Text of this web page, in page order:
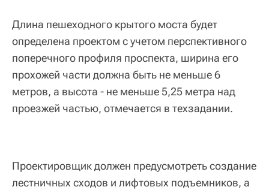
Длина пешеходного крытого моста будет
определена проектом с учетом перспективного
поперечного профиля проспекта, ширина его
прохожей части должна быть не меньше 6
метров, а высота - не меньше 5,25 метра над
проезжей частью, отмечается в техзадании.
Проектировщик должен предусмотреть создание
лестничных сходов и лифтовых подъемников, а